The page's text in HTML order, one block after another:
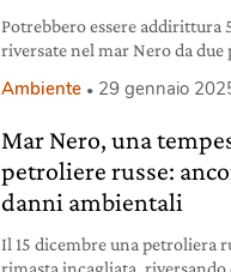
Potrebbero essere
riversate nel mar Nero da
Ambiente 29 gennaio
Mar Nero, una
petroliere russe:
danni ambientali
Il 15 dicembre una petroliera
rimasta incagliata,